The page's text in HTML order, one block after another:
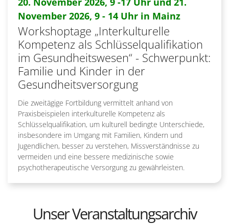
November 2026, 9 - 14 Uhr in Mainz:
Workshoptage „Interkulturelle
Kompetenz als Schlüsselqualifikation
im Gesundheitswesen“ - Schwerpunkt:
Familie und Kinder in der
Gesundheitsversorgung
Die zweitägige Fortbildung vermittelt anhand von
Praxisbeispielen interkulturelle Kompetenz als
Schlüsselqualifikation, um kulturell bedingte Unterschiede,
insbesondere im Umgang mit Familien, Kindern und
Jugendlichen, besser zu verstehen, Missverständnisse zu
vermeiden und eine bessere medizinische sowie
psychotherapeutische Versorgung zu gewährleisten.
Unser Veranstaltungsarchiv